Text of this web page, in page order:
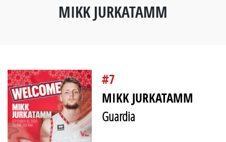
MIKK JURKATAMM
#7
MIKK JURKATAMM
Guardia